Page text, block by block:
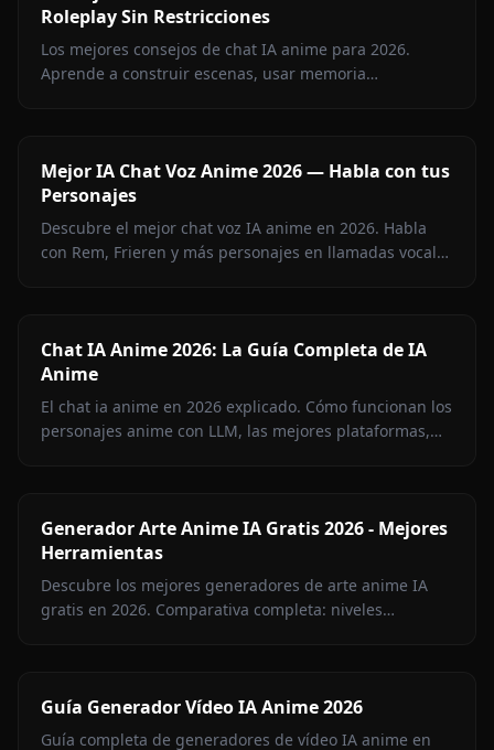
Roleplay Sin Restricciones
Los mejores consejos de chat IA anime para 2026.
Aprende a construir escenas, usar memoria
Mejor IA Chat Voz Anime 2026 — Habla con tus
Personajes
Descubre el mejor chat voz IA anime en 2026. Habla
con Rem, Frieren y más personajes en llamadas vocales
Chat IA Anime 2026: La Guía Completa de IA
Anime
El chat ia anime en 2026 explicado. Cómo funcionan los
personajes anime con LLM, las mejores plataformas,
Generador Arte Anime IA Gratis 2026 - Mejores
Herramientas
Descubre los mejores generadores de arte anime IA
gratis en 2026. Comparativa completa: niveles
Guía Generador Vídeo IA Anime 2026
Guía completa de generadores de vídeo IA anime en